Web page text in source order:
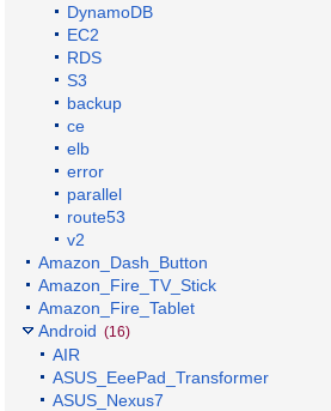
DynamoDB
EC2
RDS
S3
backup
ce
elb
error
parallel
route53
v2
Amazon_Dash_Button
Amazon_Fire_TV_Stick
Amazon_Fire_Tablet
Android (16)
AIR
ASUS_EeePad_Transformer
ASUS_Nexus7